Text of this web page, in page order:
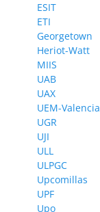
ESIT
ETI
Georgetown
Heriot-Watt
MIIS
UAB
UAX
UEM-Valencia
UGR
UJI
ULL
ULPGC
Upcomillas
UPF
Upo